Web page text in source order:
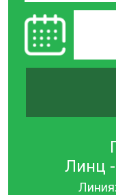
Линц
Линия: